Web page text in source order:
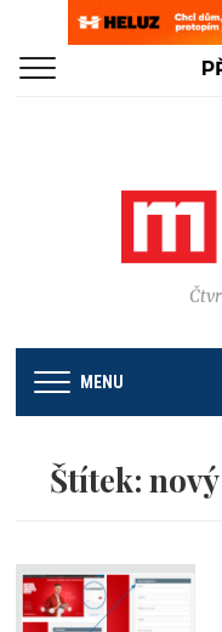
MENU
Štítek: